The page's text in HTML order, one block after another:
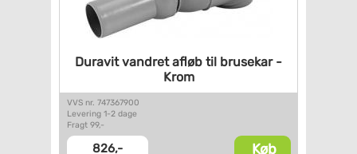
Duravit vandret afløb til brusekar -
Krom
VVS nr. 747367900
Levering 1-2 dage
Fragt 99,-
826,- Køb